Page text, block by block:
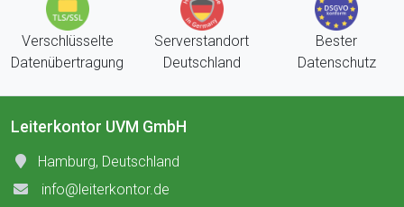
Verschlüsselte
Datenübertragung
Serverstandort
Deutschland
Bester
Datenschutz
Leiterkontor UVM GmbH
Hamburg, Deutschland
info@leiterkontor.de